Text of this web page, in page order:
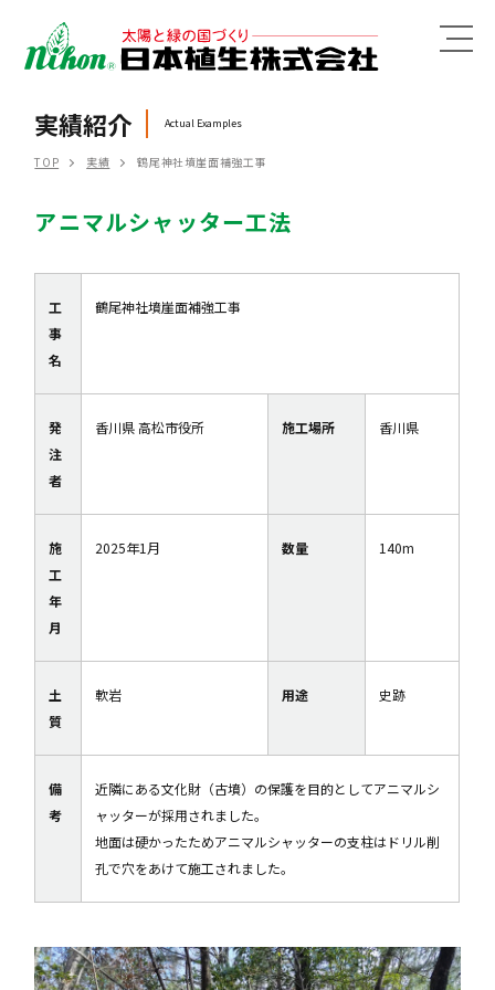
MENU
実績紹介 Actual Examples
TOP 実績 鶴尾神社墳崖面補強工事
アニマルシャッター工法
工
事
名
鶴尾神社墳崖面補強工事
発
注
者
香川県 高松市役所 施工場所 香川県
施
工
年
月
2025年1月 数量 140m
土
質
軟岩 用途 史跡
備
考
近隣にある文化財（古墳）の保護を目的としてアニマルシ
ャッターが採用されました。
地面は硬かったためアニマルシャッターの支柱はドリル削
孔で穴をあけて施工されました。